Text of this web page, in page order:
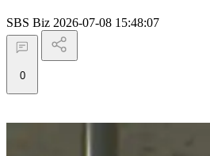
SBS Biz 2026-07-08 15:48:07
0